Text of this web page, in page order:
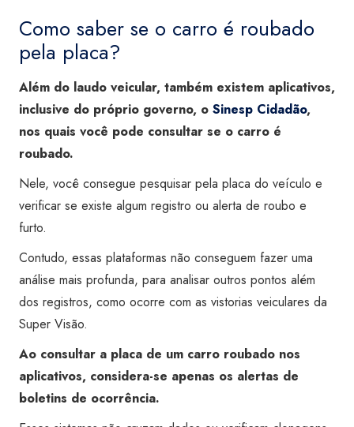
Como saber se o carro é roubado
pela placa?
Além do laudo veicular, também existem aplicativos,
inclusive do próprio governo, o Sinesp Cidadão,
nos quais você pode consultar se o carro é
roubado.
Nele, você consegue pesquisar pela placa do veículo e
verificar se existe algum registro ou alerta de roubo e
furto.
Contudo, essas plataformas não conseguem fazer uma
análise mais profunda, para analisar outros pontos além
dos registros, como ocorre com as vistorias veiculares da
Super Visão.
Ao consultar a placa de um carro roubado nos
aplicativos, considera-se apenas os alertas de
boletins de ocorrência.